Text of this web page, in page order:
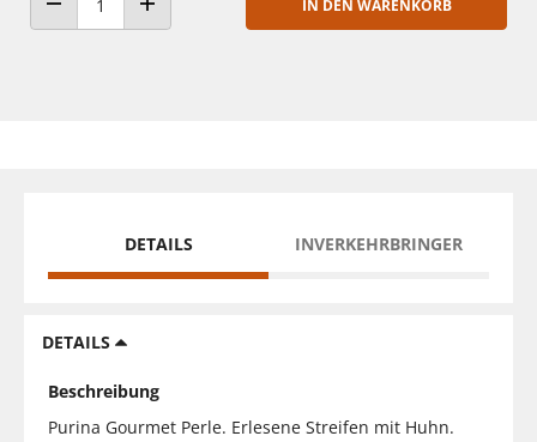
ANZAHL VERRINGERNANZAHL ERHÖHEN
IN DEN WARENKORB
DETAILS INVERKEHRBRINGER
DETAILS
Beschreibung
Purina Gourmet Perle. Erlesene Streifen mit Huhn.